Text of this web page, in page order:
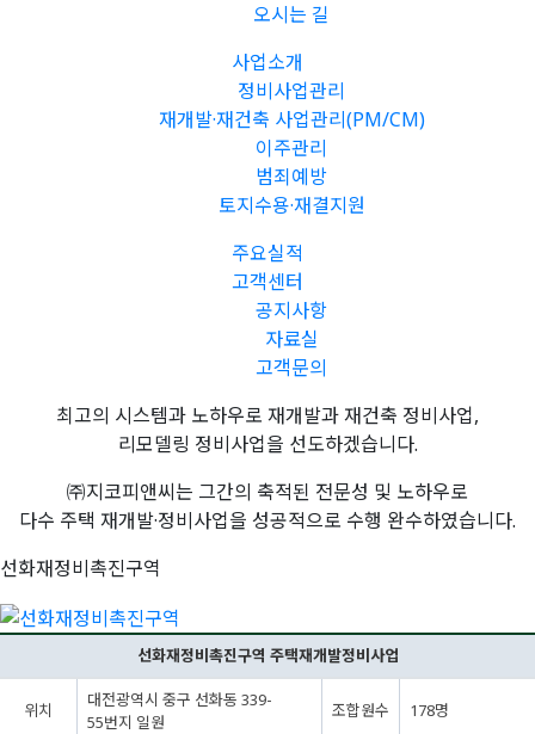
오시는 길
사업소개
정비사업관리
재개발·재건축 사업관리(PM/CM)
이주관리
범죄예방
토지수용·재결지원
주요실적
고객센터
공지사항
자료실
고객문의
최고의 시스템과 노하우로 재개발과 재건축 정비사업,
리모델링 정비사업을 선도하겠습니다.
㈜지코피앤씨는 그간의 축적된 전문성 및 노하우로
다수 주택 재개발·정비사업을 성공적으로 수행 완수하였습니다.
선화재정비촉진구역
선화재정비촉진구역 주택재개발정비사업
위치
대전광역시 중구 선화동 339-
55번지 일원
조합원수 178명